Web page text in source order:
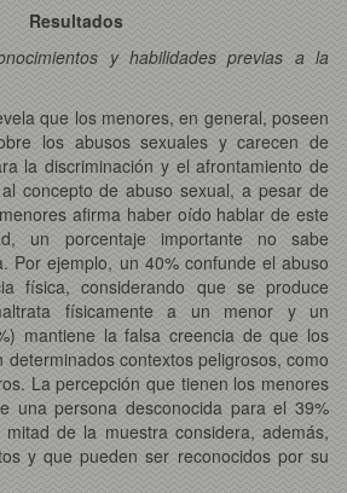
Resultados
y habilidades previas a la
que los menores, en general, poseen
los abusos sexuales y carecen de
la discriminación y el afrontamiento de
concepto de abuso sexual, a pesar de
afirma haber oído hablar de este
un porcentaje importante no sabe
Por ejemplo, un 40% confunde el abuso
física, considerando que se produce
físicamente a un menor y un
mantiene la falsa creencia de que los
contextos peligrosos, como
La percepción que tienen los menores
una persona desconocida para el 39%
de la muestra considera, además,
y que pueden ser reconocidos por su